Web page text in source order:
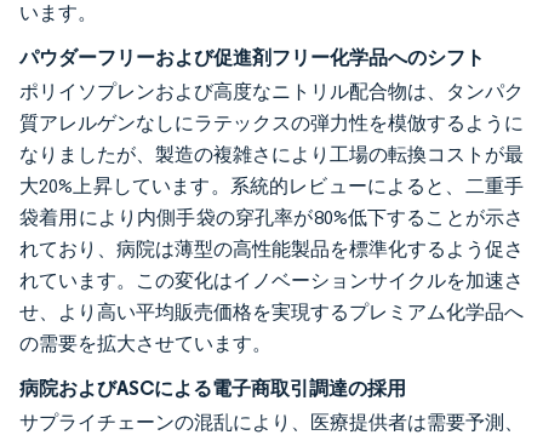
います。
パウダーフリーおよび促進剤フリー化学品へのシフト
ポリイソプレンおよび高度なニトリル配合物は、タンパク
質アレルゲンなしにラテックスの弾力性を模倣するように
なりましたが、製造の複雑さにより工場の転換コストが最
大20%上昇しています。系統的レビューによると、二重手
袋着用により内側手袋の穿孔率が80%低下することが示さ
れており、病院は薄型の高性能製品を標準化するよう促さ
れています。この変化はイノベーションサイクルを加速さ
せ、より高い平均販売価格を実現するプレミアム化学品へ
の需要を拡大させています。
病院およびASCによる電子商取引調達の採用
サプライチェーンの混乱により、医療提供者は需要予測、